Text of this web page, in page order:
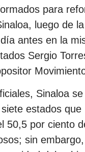
para
luego de
antes en la
Sergio
Sinaloa
estados que
50,5 por ciento
sin